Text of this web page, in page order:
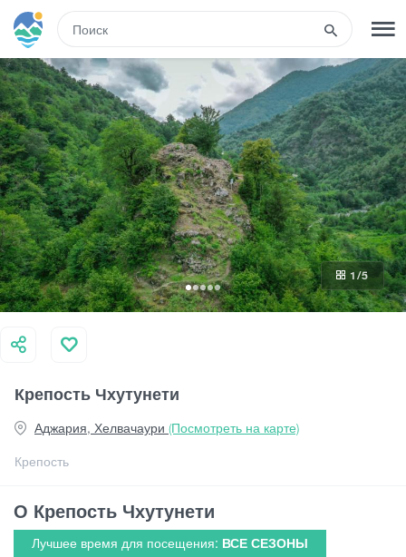
РЕГИСТРАЦИЯ ВХОД
Туры
Гостиницы
Транспорт
Развлечения
Гиды
Грузия
Крепость Чхутунети
Крепость
Аджария, Хелвачаури (Посмотреть на карте)
1 /5
О Крепость Чхутунети
Лучшее время для посещения: ВСЕ СЕЗОНЫ